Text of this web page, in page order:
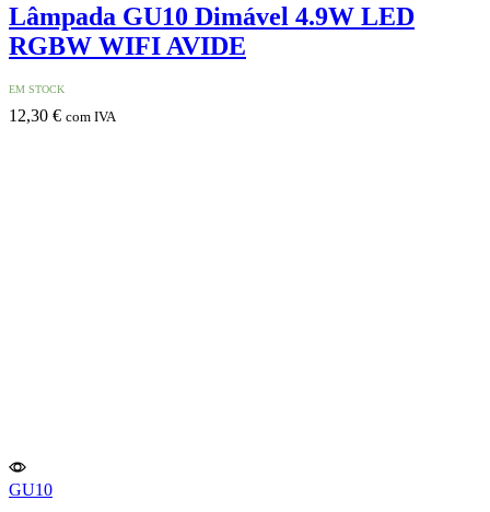
Lâmpada GU10 Dimável 4.9W LED
RGBW WIFI AVIDE
EM STOCK
12,30 € com IVA
GU10